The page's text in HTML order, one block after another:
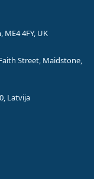
4FY, UK
Street, Maidstone,
Latvija